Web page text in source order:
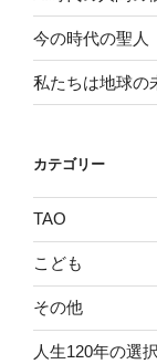
今の時代の聖人
私たちは地球の
カテゴリー
TAO
こども
その他
人生120年の選択